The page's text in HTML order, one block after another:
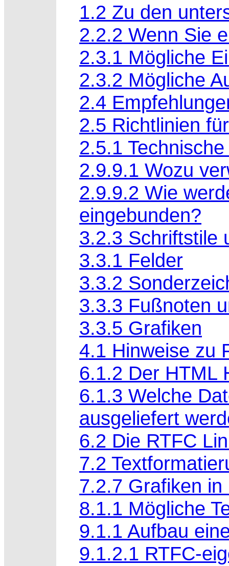
1.2 Zu den
2.2.2 Wenn Sie
2.3.1 Mögliche
2.3.2 Mögliche
2.4
2.5 Richtlinien
2.5.1
2.9.9.1 Wozu
2.9.9.2 Wie
eingebunden?
3.2.3 Schriftstile
3.3.1 Felder
3.3.2
3.3.3 Fußnoten
3.3.5 Grafiken
4.1 Hinweise zu
6.1.2 Der HTML
6.1.3 Welche
ausgeliefert
6.2 Die RTFC
7.2
7.2.7 Grafiken in
8.1.1 Mögliche
9.1.1 Aufbau
9.1.2.1 RTFC-